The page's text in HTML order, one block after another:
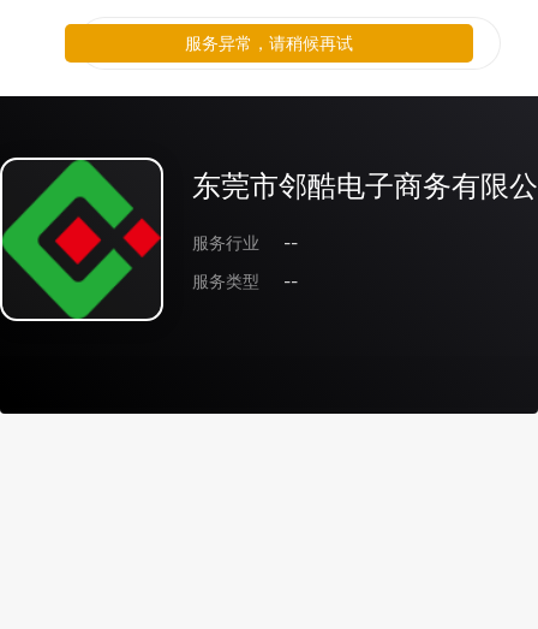
东莞市邻酷电子商务有限
服务行业
--
服务类型
--
服务异常，请稍候再试